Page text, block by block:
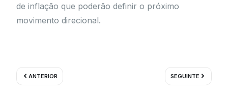
de inflação que poderão definir o próximo
movimento direcional.
ANTERIOR SEGUINTE
Próximo